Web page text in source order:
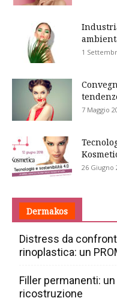
1
7 Maggio
26 Giugno
Dermakos
Distress da
rinoplastica: un
Filler permanenti:
ricostruzione